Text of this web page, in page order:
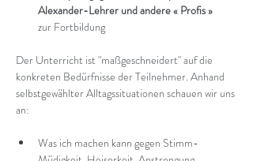
Alexander-Lehrer und andere « Profis »
zur Fortbildung
Der Unterricht ist "maßgeschneidert" auf die
konkreten Bedürfnisse der Teilnehmer. Anhand
selbstgewählter Alltagssituationen schauen wir uns
an:
Was ich machen kann gegen Stimm-